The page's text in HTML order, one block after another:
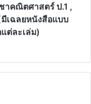
าคณิตศาสตร์ ป.1 ,
มีเฉลยหนังสือแบบ
ต่ละเล่ม)